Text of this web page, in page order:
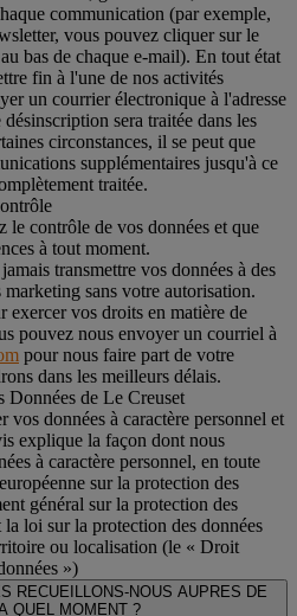
communication (par exemple,
vous pouvez cliquer sur le
bas de chaque e-mail). En tout état
fin à l'une de nos activités
un courrier électronique à l'adresse
désinscription sera traitée dans les
circonstances, il se peut que
supplémentaires jusqu'à ce
traitée.
le contrôle de vos données et que
à tout moment.
transmettre vos données à des
sans votre autorisation.
vos droits en matière de
pouvez nous envoyer un courriel à
pour nous faire part de votre
dans les meilleurs délais.
Données de Le Creuset
vos données à caractère personnel et
explique la façon dont nous
à caractère personnel, en toute
sur la protection des
général sur la protection des
loi sur la protection des données
ou localisation (le « Droit
»)
RECUEILLONS-NOUS AUPRES DE
QUEL MOMENT ?